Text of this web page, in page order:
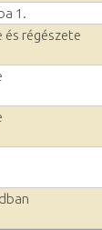
1.
régészete